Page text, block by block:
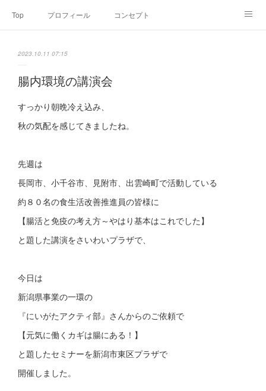
Top プロフィール コンセプト
SNS
2023.10.11 07:15
腸内環境の講演会
すっかり朝晩冷え込み、
秋の気配を感じてきましたね。
先週は
長岡市、小千谷市、見附市、出雲崎町で活動している
約８０名の食生活改善推進員の皆様に
【腸活と免疫の考え方～やはり基本はこれでした】
と題した講演をさいわいプラザで、
今日は
新潟県事業の一環の
『にいがたアクティ部』さんからのご依頼で
【元気に働くカギは腸にある！】
と題したセミナーを新潟市東区プラザで
開催しました。